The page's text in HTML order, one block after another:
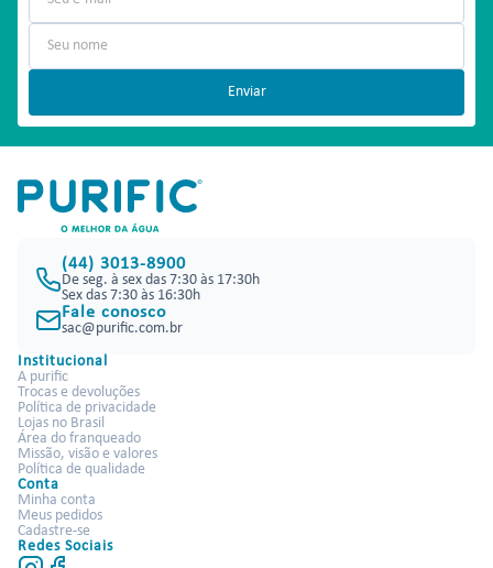
Enviar
(44) 3013-8900
De seg. à sex das 7:30 às 17:30h
Sex das 7:30 às 16:30h
Fale conosco
sac@purific.com.br
Institucional
A purific
Trocas e devoluções
Política de privacidade
Lojas no Brasil
Área do franqueado
Missão, visão e valores
Política de qualidade
Conta
Minha conta
Meus pedidos
Cadastre-se
Redes Sociais